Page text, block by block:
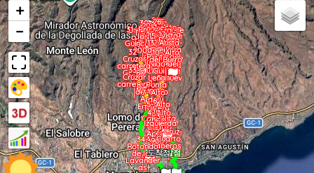
출발점
도착점
10- Alto
del Burro
11-
Roques
de la
Punta de
La
Leñanuev
a
12- Arco
de Piedra
13- Arista
de la
Punta del
Nido del
Guirre
14- Punta
del Nido
del Guirre
15- Vista
caidero
del
Bquillo
de la
Cueva de
la Sama
16- Cueva
del
Bquillo
de la
Cueva de
la Sama
17-
Bquillo
de la
Cueva de
la Sama
18- Cauce
del
Bquillo
de la
Cueva de
la Sama
19- Cueva
de la
Sama
2- Cruz-
Cuarto
aperos
9000
20-
Cueva de
la Sama-
2
21- Alto
de la
Cueva de
la Sama
22- Era -
FEDAC
8836
23- Cota
norte del
Puntón
de la
Cueva La
Sama
24- Vista
del
Barranco
del
Cañizo
25-
Izquierda
26-
Acceso a
cruzar el
bco del
Cañizo
27-
Barranco
del
Cañizo
28-
Verteder
o de la
Hoya de
las
Pasadas
del
Cañizo
29-
Torreta
blanca
3-
Izquierda
30-
Degollad
a de las
Yeguas
31- Presa
los
Guinchos-
9006
32-
Cruzar
carretera
GC-60
33-
Cruzar
carretera
34-
Rotonda
de las
Lavander
as
4- Alto
Chico y
Cuarto
Aperos
9001
5- Alto
las
Camellita
s y
Cuarto
Aperos
6-
Torreta
7- Alto
del
Encerrad
o
8- Punta
del Cerro
Apupú
9-
Torreta
+
−